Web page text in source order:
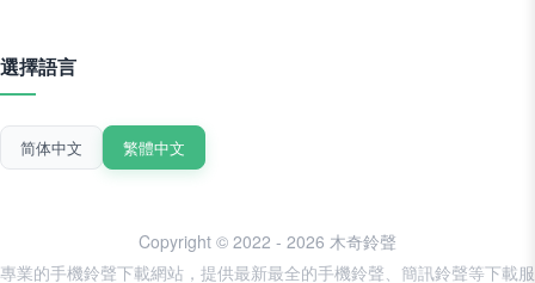
選擇語言
简体中文 繁體中文
Copyright © 2022 - 2026 木奇鈴聲
專業的手機鈴聲下載網站，提供最新最全的手機鈴聲、簡訊鈴聲等下載服